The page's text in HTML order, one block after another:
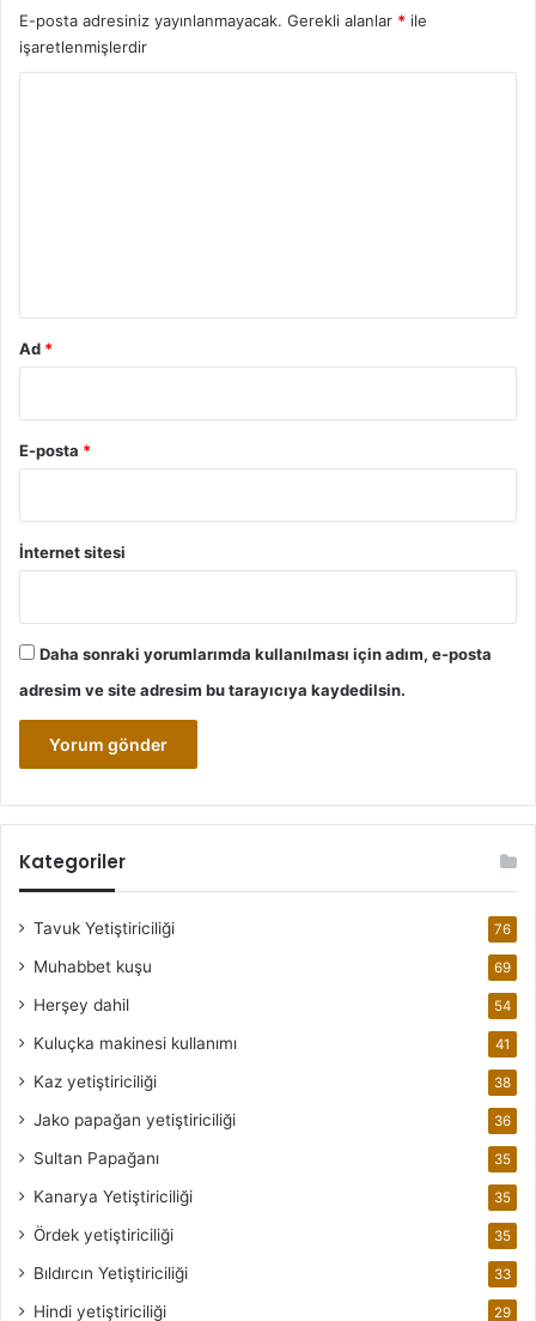
E-posta adresiniz yayınlanmayacak. Gerekli alanlar * ile
işaretlenmişlerdir
Ad *
E-posta *
İnternet sitesi
Daha sonraki yorumlarımda kullanılması için adım, e-posta
adresim ve site adresim bu tarayıcıya kaydedilsin.
Kategoriler
Tavuk Yetiştiriciliği 76
Muhabbet kuşu 69
Herşey dahil 54
Kuluçka makinesi kullanımı 41
Kaz yetiştiriciliği 38
Jako papağan yetiştiriciliği 36
Sultan Papağanı 35
Kanarya Yetiştiriciliği 35
Ördek yetiştiriciliği 35
Bıldırcın Yetiştiriciliği 33
Hindi yetiştiriciliği 29